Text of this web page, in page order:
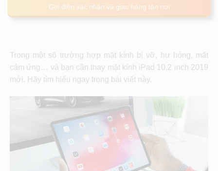
Gọi điện xác nhận và giao hàng tận nơi
Trong một số trường hợp mặt kính bị vỡ, hư hỏng, mất
cảm ứng… và bạn cần thay mặt kính iPad 10.2 inch 2019
mới. Hãy tìm hiểu ngay trong bài viết này.